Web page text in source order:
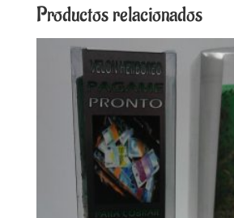
Productos relacionados